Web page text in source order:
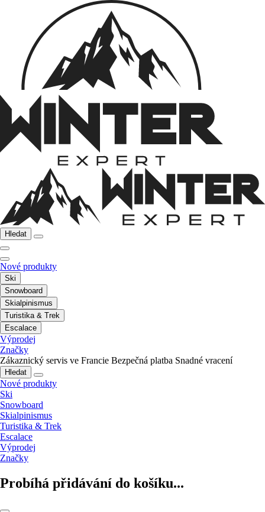
Hledat
Nové produkty
Ski
Snowboard
Skialpinismus
Turistika & Trek
Escalace
Výprodej
Značky
Zákaznický servis ve Francie Bezpečná platba Snadné vracení
Hledat
Nové produkty
Ski
Snowboard
Skialpinismus
Turistika & Trek
Escalace
Výprodej
Značky
Probíhá přidávání do košíku...